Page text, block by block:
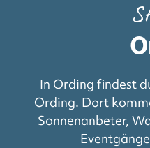
In Ording findest
Ording. Dort
Sonnenanbeter,